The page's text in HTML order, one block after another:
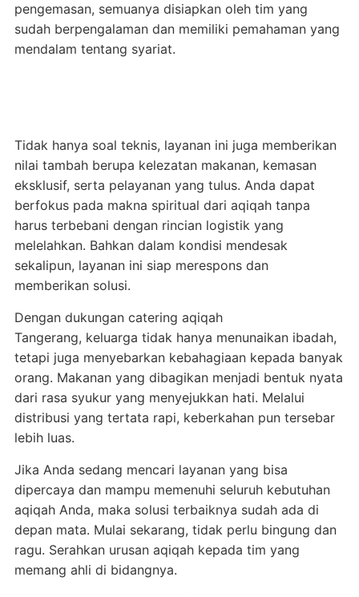
pengemasan, semuanya disiapkan oleh tim yang
sudah berpengalaman dan memiliki pemahaman yang
mendalam tentang syariat.
Tidak hanya soal teknis, layanan ini juga memberikan
nilai tambah berupa kelezatan makanan, kemasan
eksklusif, serta pelayanan yang tulus. Anda dapat
berfokus pada makna spiritual dari aqiqah tanpa
harus terbebani dengan rincian logistik yang
melelahkan. Bahkan dalam kondisi mendesak
sekalipun, layanan ini siap merespons dan
memberikan solusi.
Dengan dukungan catering aqiqah
Tangerang, keluarga tidak hanya menunaikan ibadah,
tetapi juga menyebarkan kebahagiaan kepada banyak
orang. Makanan yang dibagikan menjadi bentuk nyata
dari rasa syukur yang menyejukkan hati. Melalui
distribusi yang tertata rapi, keberkahan pun tersebar
lebih luas.
Jika Anda sedang mencari layanan yang bisa
dipercaya dan mampu memenuhi seluruh kebutuhan
aqiqah Anda, maka solusi terbaiknya sudah ada di
depan mata. Mulai sekarang, tidak perlu bingung dan
ragu. Serahkan urusan aqiqah kepada tim yang
memang ahli di bidangnya.